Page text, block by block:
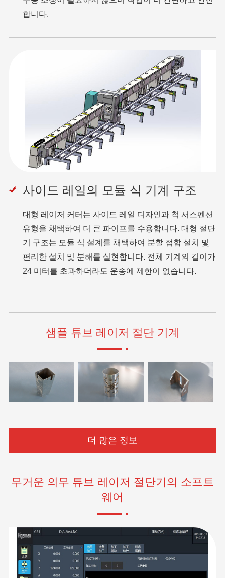
합니다.
사이드 레일의 모듈 식 기계 구조
대형 레이저 커터는 사이드 레일 디자인과 척 서스펜션
유형을 채택하여 더 큰 파이프를 수용합니다. 대형 절단
기 구조는 모듈 식 설계를 채택하여 분할 접합 설치 및
편리한 설치 및 분해를 실현합니다. 전체 기계의 길이가
24 미터를 초과하더라도 운송에 제한이 없습니다.
샘플 튜브 레이저 절단 기계
더 많은 정보
무거운 의무 튜브 레이저 절단기의 소프트
웨어